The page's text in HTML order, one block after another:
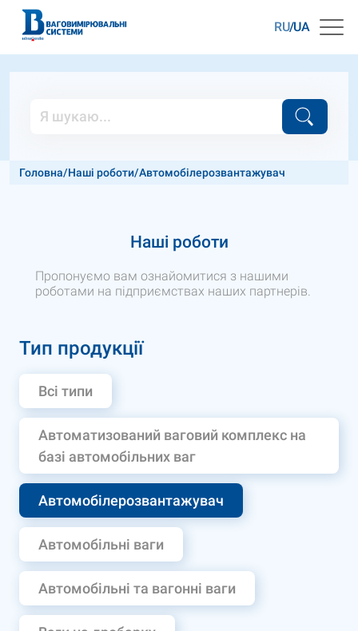
RU UA
Головна/Наші роботи/Автомобілерозвантажувач
Наші роботи
Пропонуємо вам ознайомитися з нашими
роботами на підприємствах наших партнерів.
Тип продукції
Всі типи
Автоматизований ваговий комплекс на
базі автомобільних ваг
Автомобілерозвантажувач
Автомобільні ваги
Автомобільні та вагонні ваги